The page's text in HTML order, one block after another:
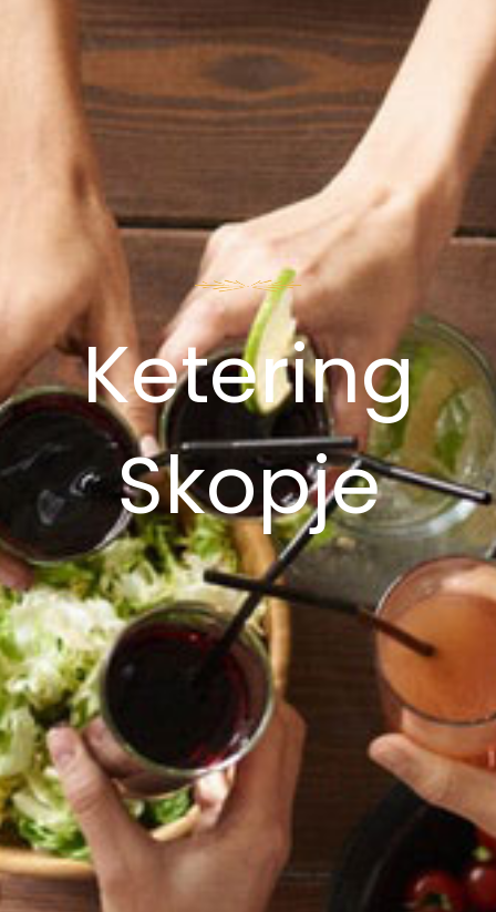
Ketering
Skopje